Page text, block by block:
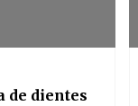
de dientes